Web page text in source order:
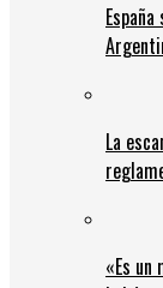
La
«Es